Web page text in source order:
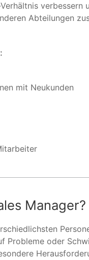
verbessern
Abteilungen
mit Neukunden
Manager?
Probleme oder